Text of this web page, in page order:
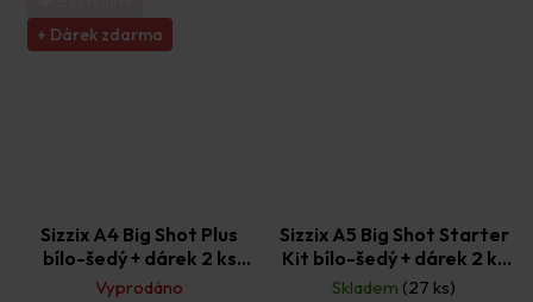
+ Dárek zdarma
Sizzix A4 Big Shot Plus
bílo-šedý + dárek 2 ks
česká šablona
Vyprodáno
Sizzix A5 Big Shot Starter
Kit bílo-šedý + dárek 2 ks
česká šablona
Skladem (27 ks)